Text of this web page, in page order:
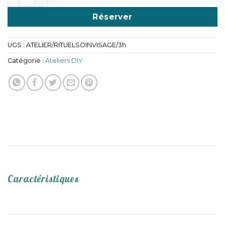
Réserver
UGS : ATELIER/RITUELSOINVISAGE/3h
Catégorie : Ateliers DIY
Caractéristiques